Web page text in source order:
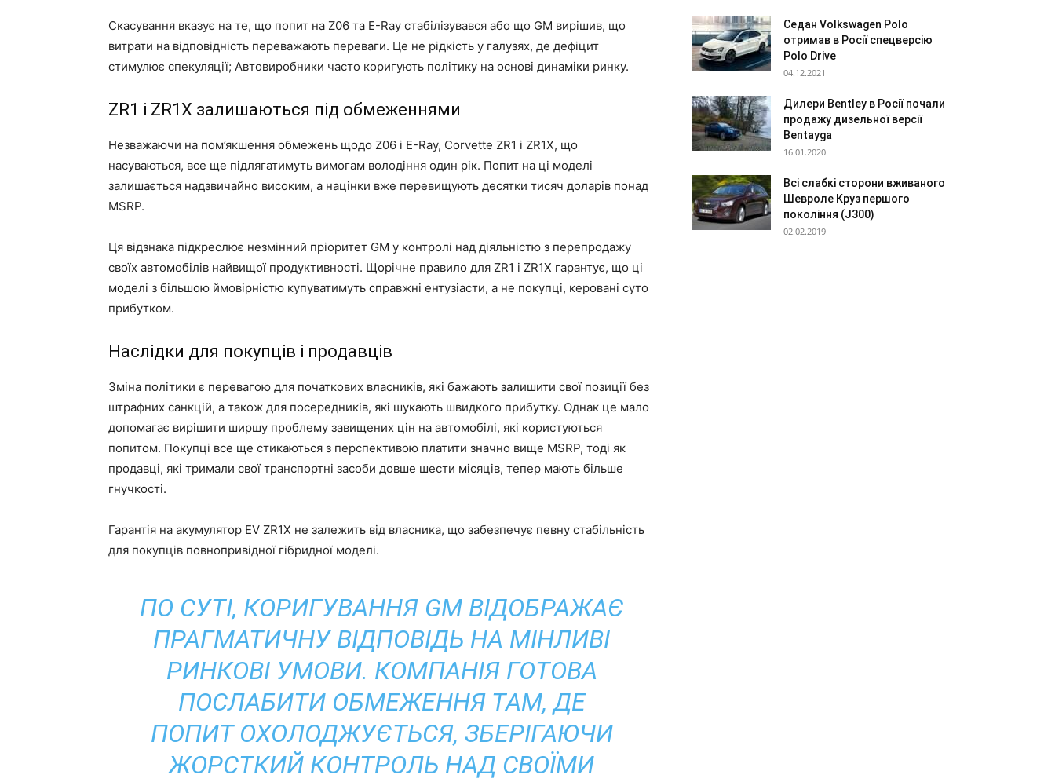
Скасування вказує на те, що попит на Z06 та E-Ray стабілізувався або що GM вирішив, що
витрати на відповідність переважають переваги. Це не рідкість у галузях, де дефіцит
стимулює спекуляції; Автовиробники часто коригують політику на основі динаміки ринку.
ZR1 і ZR1X залишаються під обмеженнями
Незважаючи на пом’якшення обмежень щодо Z06 і E-Ray, Corvette ZR1 і ZR1X, що
насуваються, все ще підлягатимуть вимогам володіння один рік. Попит на ці моделі
залишається надзвичайно високим, а націнки вже перевищують десятки тисяч доларів понад
MSRP.
Ця відзнака підкреслює незмінний пріоритет GM у контролі над діяльністю з перепродажу
своїх автомобілів найвищої продуктивності. Щорічне правило для ZR1 і ZR1X гарантує, що ці
моделі з більшою ймовірністю купуватимуть справжні ентузіасти, а не покупці, керовані суто
прибутком.
Наслідки для покупців і продавців
Зміна політики є перевагою для початкових власників, які бажають залишити свої позиції без
штрафних санкцій, а також для посередників, які шукають швидкого прибутку. Однак це мало
допомагає вирішити ширшу проблему завищених цін на автомобілі, які користуються
попитом. Покупці все ще стикаються з перспективою платити значно вище MSRP, тоді як
продавці, які тримали свої транспортні засоби довше шести місяців, тепер мають більше
гнучкості.
Гарантія на акумулятор EV ZR1X не залежить від власника, що забезпечує певну стабільність
для покупців повнопривідної гібридної моделі.
ПО СУТІ, КОРИГУВАННЯ GM ВІДОБРАЖАЄ
ПРАГМАТИЧНУ ВІДПОВІДЬ НА МІНЛИВІ
РИНКОВІ УМОВИ. КОМПАНІЯ ГОТОВА
ПОСЛАБИТИ ОБМЕЖЕННЯ ТАМ, ДЕ
ПОПИТ ОХОЛОДЖУЄТЬСЯ, ЗБЕРІГАЮЧИ
ЖОРСТКИЙ КОНТРОЛЬ НАД СВОЇМИ
Седан Volkswagen Polo
отримав в Росії спецверсію
Polo Drive
04.12.2021
Дилери Bentley в Росії почали
продажу дизельної версії
Bentayga
16.01.2020
Всі слабкі сторони вживаного
Шевроле Круз першого
покоління (J300)
02.02.2019